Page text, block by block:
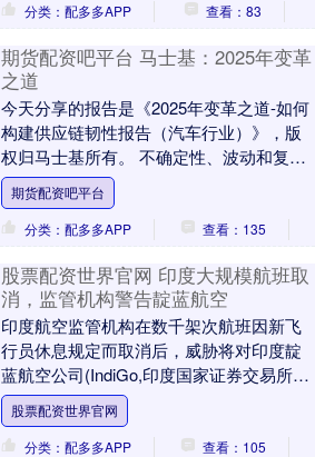
分类：配多多APP
查看：83
期货配资吧平台 马士基：2025年变革
之道
今天分享的报告是《2025年变革之道-如何
构建供应链韧性报告（汽车行业）》，版
权归马士基所有。 不确定性、波动和复杂
性已成为供应链的新常态。无论是地缘政
治、气候....
期货配资吧平台
分类：配多多APP
查看：135
股票配资世界官网 印度大规模航班取
消，监管机构警告靛蓝航空
印度航空监管机构在数千架次航班因新飞
行员休息规定而取消后，威胁将对印度靛
蓝航空公司(IndiGo,印度国家证券交易所代
码：INDIGO）采取行动。此外印度政府
还....
股票配资世界官网
分类：配多多APP
查看：105